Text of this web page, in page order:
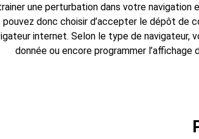
une perturbation dans votre navigation
pouvez donc choisir d’accepter le dépôt
internet. Selon le type de navigateur,
donnée ou encore programmer